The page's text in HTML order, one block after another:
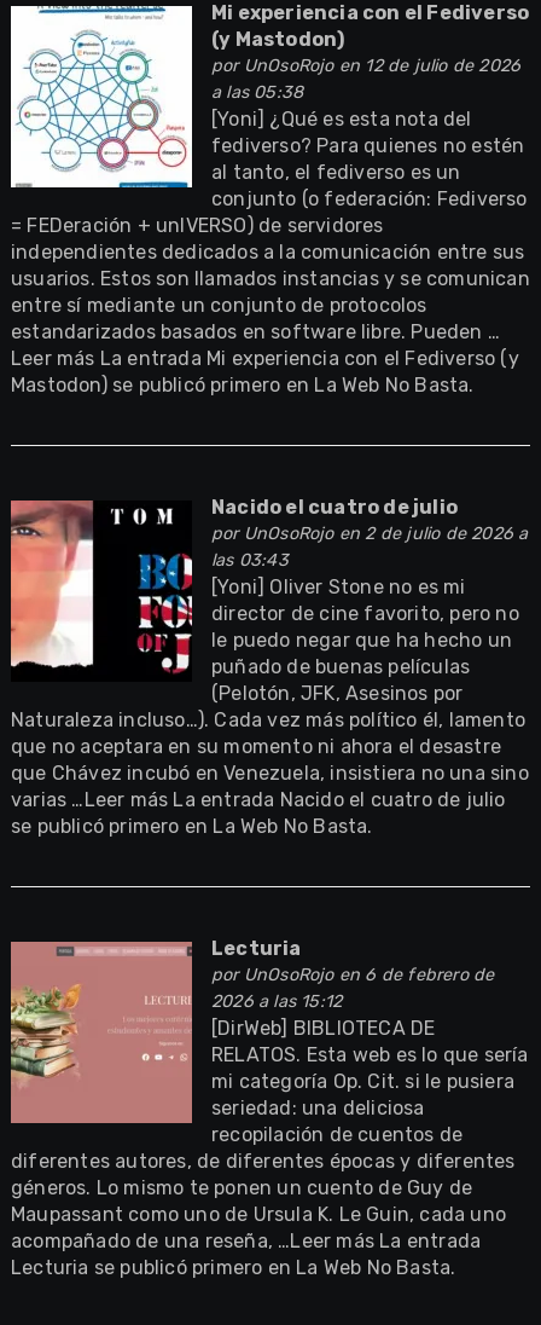
Mi experiencia con el Fediverso
(y Mastodon)
por UnOsoRojoen 12 de julio de 2026
a las 05:38
[Yoni] ¿Qué es esta nota del
fediverso? Para quienes no estén
al tanto, el fediverso es un
conjunto (o federación: Fediverso
= FEDeración + unIVERSO) de servidores
independientes dedicados a la comunicación entre sus
usuarios. Estos son llamados instancias y se comunican
entre sí mediante un conjunto de protocolos
estandarizados basados en software libre. Pueden …
Leer más La entrada Mi experiencia con el Fediverso (y
Mastodon) se publicó primero en La Web No Basta.
Nacido el cuatro de julio
por UnOsoRojoen 2 de julio de 2026 a
las 03:43
[Yoni] Oliver Stone no es mi
director de cine favorito, pero no
le puedo negar que ha hecho un
puñado de buenas películas
(Pelotón, JFK, Asesinos por
Naturaleza incluso…). Cada vez más político él, lamento
que no aceptara en su momento ni ahora el desastre
que Chávez incubó en Venezuela, insistiera no una sino
varias …Leer más La entrada Nacido el cuatro de julio
se publicó primero en La Web No Basta.
Lecturia
por UnOsoRojoen 6 de febrero de
2026 a las 15:12
[DirWeb] BIBLIOTECA DE
RELATOS. Esta web es lo que sería
mi categoría Op. Cit. si le pusiera
seriedad: una deliciosa
recopilación de cuentos de
diferentes autores, de diferentes épocas y diferentes
géneros. Lo mismo te ponen un cuento de Guy de
Maupassant como uno de Ursula K. Le Guin, cada uno
acompañado de una reseña, …Leer más La entrada
Lecturia se publicó primero en La Web No Basta.